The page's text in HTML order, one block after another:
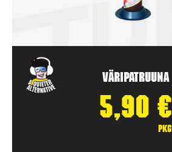
Väripatruuna
5,90 €
pkg